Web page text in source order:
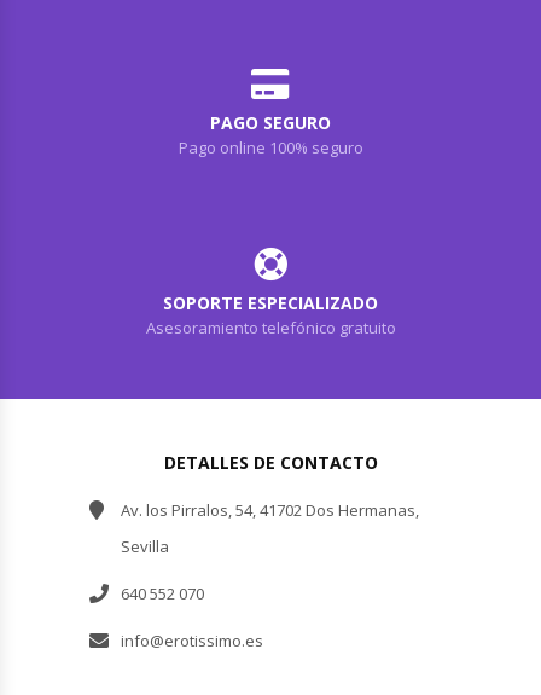
PAGO SEGURO
Pago online 100% seguro
SOPORTE ESPECIALIZADO
Asesoramiento telefónico gratuito
DETALLES DE CONTACTO
Av. los Pirralos, 54, 41702 Dos Hermanas,
Sevilla
640 552 070
info@erotissimo.es